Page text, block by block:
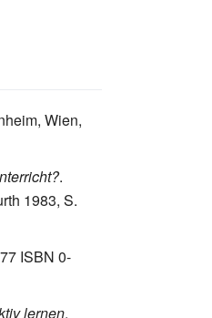
Wien,
.
1983, S.
ISBN 0-
lernen,